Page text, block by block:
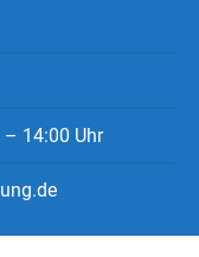
– 14:00 Uhr